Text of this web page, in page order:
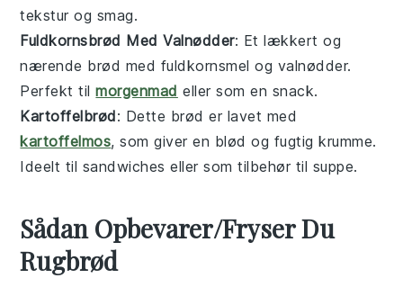
tekstur og smag.
Fuldkornsbrød Med Valnødder: Et lækkert og
nærende brød med fuldkornsmel og valnødder.
Perfekt tilmorgenmad eller som en snack.
Kartoffelbrød: Dette brød er lavet med
kartoffelmos, som giver en blød og fugtigkrumme.
Ideelt til sandwiches eller som tilbehør til suppe.
Sådan Opbevarer/Fryser Du
Rugbrød